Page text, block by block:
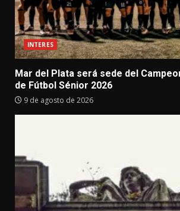
INTERES
Mar del Plata será sede del
de Fútbol Sénior 2026
9 de agosto de 2026